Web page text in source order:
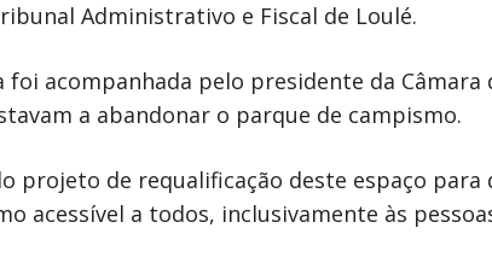
Administrativo e Fiscal de Loulé.
acompanhada pelo presidente da Câmara
a abandonar o parque de campismo.
projeto de requalificação deste espaço
acessível a todos, inclusivamente às